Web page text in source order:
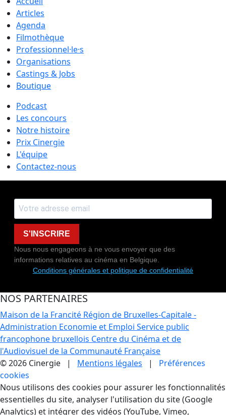
Articles
Agenda
Filmothèque
Professionnel·le·s
Organisations
Castings & Jobs
Boutique
Podcast
Les concours
Notre histoire
Prix Cinergie
L'équipe
Contactez-nous
S'INSCRIRE
Nous nous engageons à ne vous envoyer que des
informations relatives au cinéma en Belgique.
Conditions générales et politique de confidentialité
NOS PARTENAIRES
Maison de la Francité Région de Bruxelles-Capitale -
Administration Economie et Emploi Service public
francophone bruxellois Centre du Cinéma et de
l'Audiovisuel de la Communauté Française
© 2026 Cinergie | Mentions légales | Préférences
cookies
Gestion des Cookies
Nous utilisons des cookies pour assurer les fonctionnalités
essentielles du site, analyser l'utilisation du site (Google
Analytics) et intégrer des vidéos (YouTube, Vimeo,